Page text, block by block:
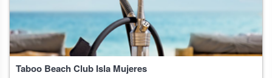
Taboo Beach Club Isla Mujeres